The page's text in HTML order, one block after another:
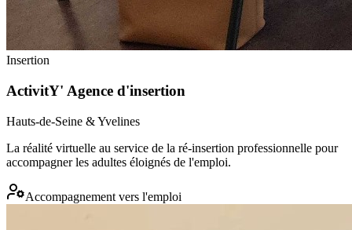
Insertion
ActivitY' Agence d'insertion
Hauts-de-Seine & Yvelines
La réalité virtuelle au service de la ré-insertion professionnelle pour
accompagner les adultes éloignés de l'emploi.
Accompagnement vers l'emploi